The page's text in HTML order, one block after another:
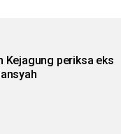
Kejagung periksa eks